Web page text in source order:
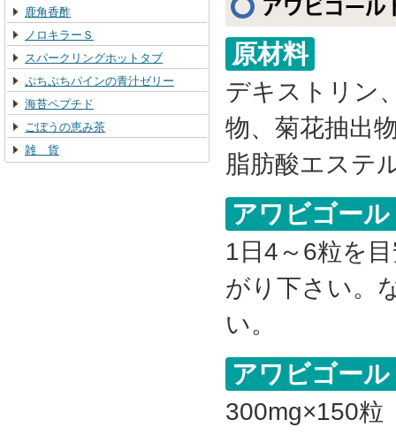
鹿角香酢
ノロキラーＳ
スパークリングホットタブ
ぷちぷちパインの青汁ゼリー
海苔ペプチド
ごぼうの恵み茶
雑 貨
原材料
デキストリン
物、菊花抽出
脂肪酸エステ
アワビゴー
1日4～6粒を
がり下さい。
い。
アワビゴー
300mg×150粒